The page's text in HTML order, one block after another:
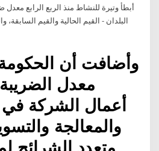
أبطأ وتيرة للنشاط منذ الربع الرابع
البلدان - القيم الحالية والقيم
وأضافت أن
معدل
أعمال الشركة في
والمعالجة